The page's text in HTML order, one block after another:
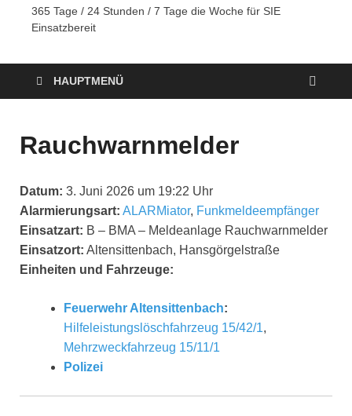
365 Tage / 24 Stunden / 7 Tage die Woche für SIE
Einsatzbereit
HAUPTMENÜ
Rauchwarnmelder
Datum: 3. Juni 2026 um 19:22 Uhr
Alarmierungsart: ALARMiator, Funkmeldeempfänger
Einsatzart: B – BMA – Meldeanlage Rauchwarnmelder
Einsatzort: Altensittenbach, Hansgörgelstraße
Einheiten und Fahrzeuge:
Feuerwehr Altensittenbach:
Hilfeleistungslöschfahrzeug 15/42/1,
Mehrzweckfahrzeug 15/11/1
Polizei